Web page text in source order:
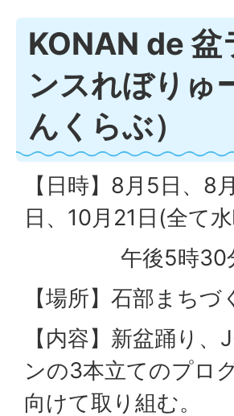
KONAN de
ンスれぼりゅ
んくらぶ）
【日時】8月5日、8
日、10月21日(全て
午後5時30分 ～
【場所】石部まち
【内容】新盆踊り
ンの3本立てのプロ
向けて取り組む。